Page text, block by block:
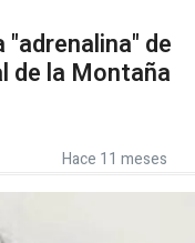
de
de la Montaña
Hace 11 meses